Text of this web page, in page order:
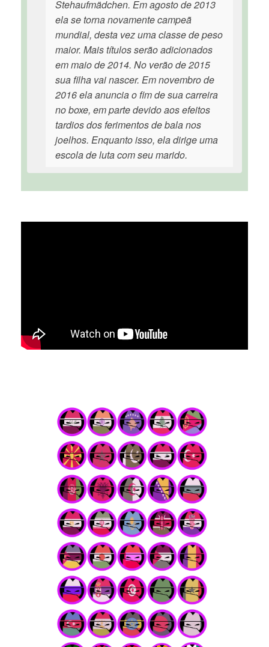
Stehaufmädchen. Em agosto de 2013
ela se torna novamente campeã
mundial, desta vez uma classe de peso
maior. Mais títulos serão adicionados
em maio de 2014. No verão de 2015
sua filha vai nascer. Em novembro de
2016 ela anuncia o fim de sua carreira
no boxe, em parte devido aos efeitos
tardios dos ferimentos de bala nos
joelhos. Enquanto isso, ela dirige uma
escola de luta com seu marido.